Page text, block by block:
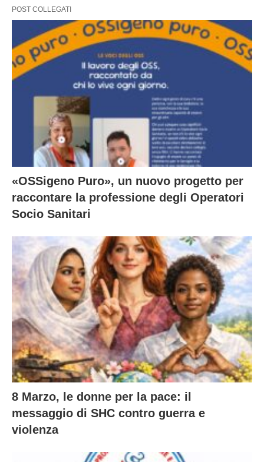
POST COLLEGATI
«OSSigeno Puro», un nuovo progetto per
raccontare la professione degli Operatori
Socio Sanitari
8 Marzo, le donne per la pace: il
messaggio di SHC contro guerra e
violenza